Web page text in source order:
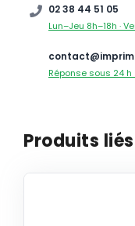
02 38 44 51 05
Lun–Jeu 8h–18h ·
Réponse sous 24 h
Produits liés